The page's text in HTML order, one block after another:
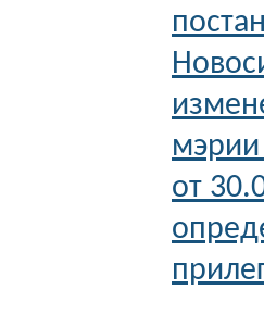
мэрии
от